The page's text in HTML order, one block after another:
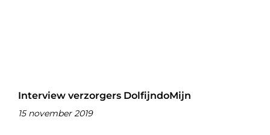
Interview verzorgers DolfijndoMijn
15 november 2019